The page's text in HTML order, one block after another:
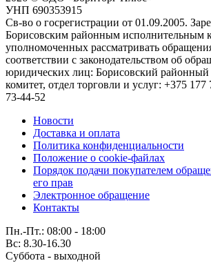
УНП 690353915
Св-во о госрегистрации от 01.09.2005.
Борисовским районным исполнительным
уполномоченных рассматривать
соответствии с законодательством об
юридических лиц: Борисовский
комитет, отдел торговли и услуг: +375
73-44-52
Новости
Доставка и оплата
Политика конфиденциальности
Положение о cookie-файлах
Порядок подачи покупателем
его прав
Электронное обращение
Контакты
Пн.-Пт.: 08:00 - 18:00
Вс: 8.30-16.30
Суббота - выходной